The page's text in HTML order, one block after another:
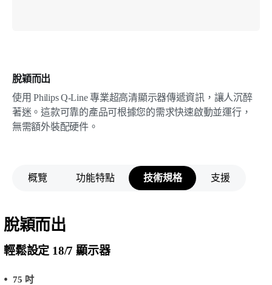
脫穎而出
使用 Philips Q-Line 專業超高清顯示器傳遞資訊，讓人沉醉
著迷。這款可靠的產品可根據您的需求快速啟動並運行，
無需額外裝配硬件。
概覽 功能特點 技術規格 支援
脫穎而出
輕鬆設定 18/7 顯示器
75 吋